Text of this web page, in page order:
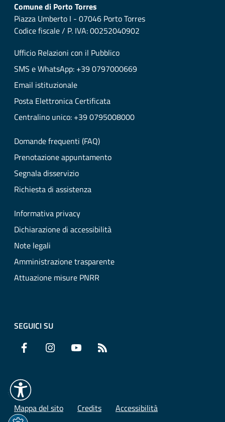
Comune di Porto Torres
Piazza Umberto I - 07046 Porto Torres
Codice fiscale / P. IVA: 00252040902
Ufficio Relazioni con il Pubblico
SMS e WhatsApp: +39 0797000669
Email istituzionale
Posta Elettronica Certificata
Centralino unico: +39 0795008000
Domande frequenti (FAQ)
Prenotazione appuntamento
Segnala disservizio
Richiesta di assistenza
Informativa privacy
Dichiarazione di accessibilità
Note legali
Amministrazione trasparente
Attuazione misure PNRR
SEGUICI SU
Facebook Instagram YouTube
Mappa del sito Credits Accessibilità